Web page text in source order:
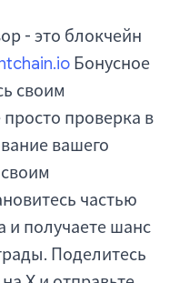
- это блокчейн
Бонусное
своим
проверка в
вашего
частью
и получаете шанс
Поделитесь